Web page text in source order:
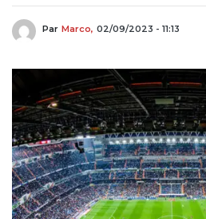
Par Marco, 02/09/2023 - 11:13